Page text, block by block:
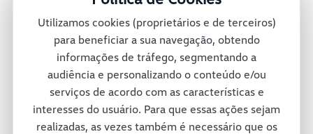
Utilizamos cookies (proprietários e de terceiros)
para beneficiar a sua navegação, obtendo
informações de tráfego, segmentando a
audiência e personalizando o conteúdo e/ou
serviços de acordo com as características e
interesses do usuário. Para que essas ações sejam
realizadas, as vezes também é necessário que os
montadora oferece mais de 30 diferentes
veículos no México e conta também com
uma rede de concessionárias para dar
suporte total a seus clientes pelas ruas e
estradas mexicanas.